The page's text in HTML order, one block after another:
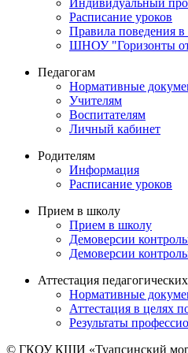
Индивидуальный
Расписание уроков
Правила поведения в
ШНОУ "Горизонты
Педагогам
Нормативные
Учителям
Воспитателям
Личный кабинет
Родителям
Информация
Расписание уроков
Прием в школу
Прием в школу
Демоверсии
Демоверсии
Аттестация
Нормативные
Аттестация в целях
Результаты
© ГКОУ КШИ «Туапсинский